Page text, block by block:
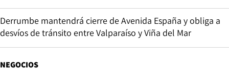
Derrumbe mantendrá cierre de Avenida España y obliga a
desvíos de tránsito entre Valparaíso y Viña del Mar
NEGOCIOS